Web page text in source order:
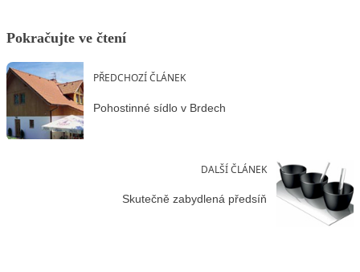
Pokračujte ve čtení
PŘEDCHOZÍ ČLÁNEK
Pohostinné sídlo v Brdech
DALŠÍ ČLÁNEK
Skutečně zabydlená předsíň